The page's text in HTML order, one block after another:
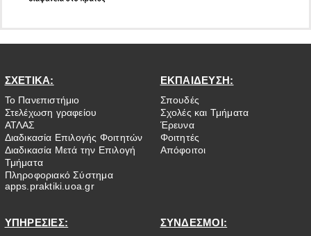
ΣΧΕΤΙΚΑ:
Το Πανεπιστήμιο
Στελέχωση γραφείου
ΑΤΛΑΣ
Διαδικασία Επιλογής Φοιτητών
Διαδικασία Μετά την Επιλογή
Τμήματα
Πληροφοριακό Σύστημα
apps.praktiki.uoa.gr
ΕΚΠΑΙΔΕΥΣΗ:
Σπουδές
Σχολές και Τμήματα
Έρευνα
Φοιτητές
Απόφοιτοι
ΥΠΗΡΕΣΙΕΣ: ΣΥΝΔΕΣΜΟΙ: